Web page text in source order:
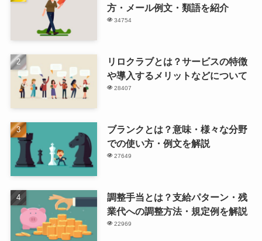
方・メール例文・類語を紹介
34754
リロクラブとは？サービスの特徴
や導入するメリットなどについて
28407
ブランクとは？意味・様々な分野
での使い方・例文を解説
27649
調整手当とは？支給パターン・残
業代への調整方法・規定例を解説
22969